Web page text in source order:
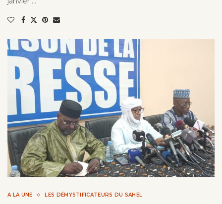
A LA UNE LES DÉMYSTIFICATEURS DU SAHEL